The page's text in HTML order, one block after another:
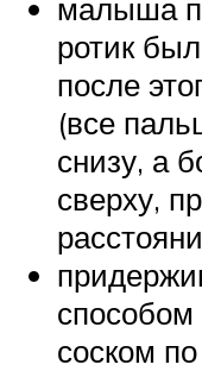
малыша
ротик
после
(все
снизу, а
сверху,
способом
соском